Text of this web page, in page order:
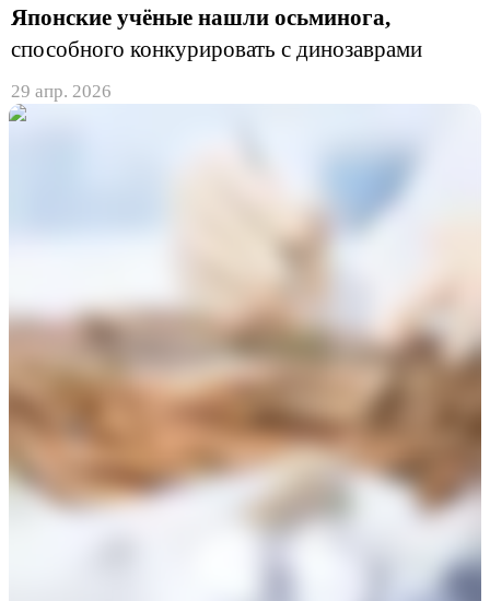
Японские учёные нашли осьминога,
способного конкурировать с динозаврами
29 апр. 2026